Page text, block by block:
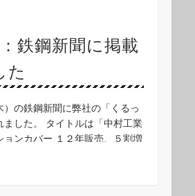
鉄鋼新聞に掲載
た
）の鉄鋼新聞に弊社の「くるっ
ました。 タイトルは「中村工業
ョンカバー １２年販売、５割増